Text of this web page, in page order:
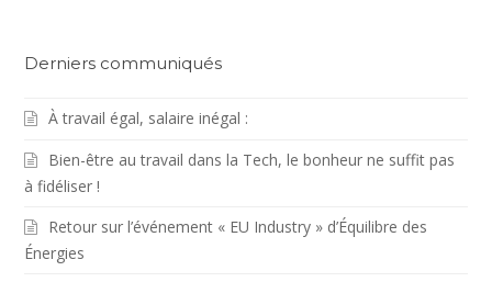
Derniers communiqués
À travail égal, salaire inégal :
Bien-être au travail dans la Tech, le bonheur ne suffit pas
à fidéliser !
Retour sur l’événement « EU Industry » d’Équilibre des
Énergies